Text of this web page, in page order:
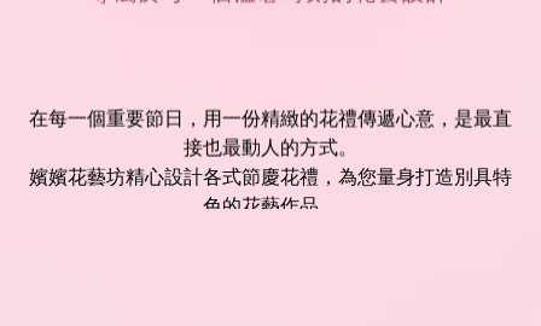
在每一個重要節日，用一份精緻的花禮傳遞心意，是最直
接也最動人的方式。
嬪嬪花藝坊精心設計各式節慶花禮，為您量身打造別具特
色的花藝作品。